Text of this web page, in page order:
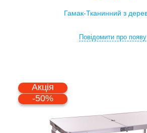
Повідомити про появу
Акція
-50%